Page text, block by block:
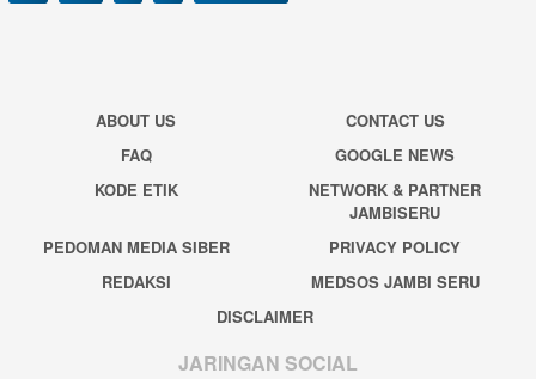
ABOUT US
CONTACT US
FAQ
GOOGLE NEWS
KODE ETIK
NETWORK & PARTNER
JAMBISERU
PEDOMAN MEDIA SIBER
PRIVACY POLICY
REDAKSI
MEDSOS JAMBI SERU
DISCLAIMER
JARINGAN SOCIAL